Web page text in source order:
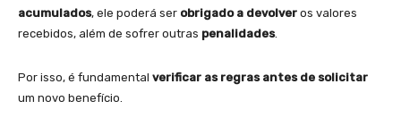
acumulados, ele poderá ser obrigado a devolver os valores
recebidos, além de sofrer outras penalidades.
Por isso, é fundamental verificar as regras antes de solicitar
um novo benefício.